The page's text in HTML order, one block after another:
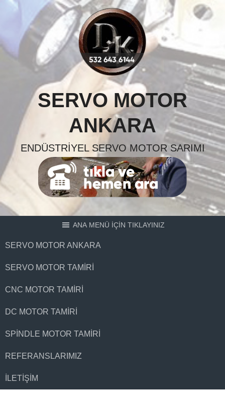
Skip
content
SERVO MOTOR
ANKARA
ENDÜSTRIYEL SERVO MOTOR SARIMI
ANA MENÜ İÇİN TIKLAYINIZ
SERVO MOTOR ANKARA
SERVO MOTOR TAMIRI
CNC MOTOR TAMIRI
DC MOTOR TAMIRI
SPINDLE MOTOR TAMIRI
REFERANSLARIMIZ
İLETIŞIM